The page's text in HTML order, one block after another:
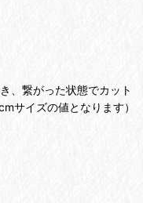
、繋がった状態でカット
サイズの値となります）